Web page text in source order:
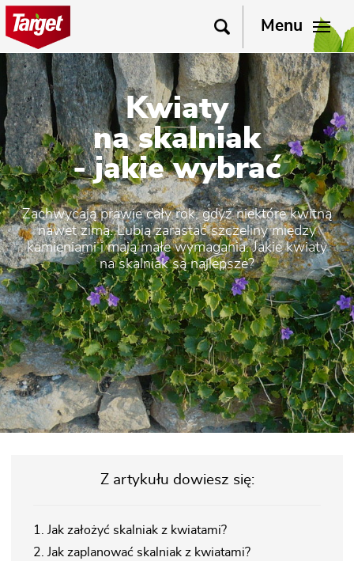
Menu
Kwiaty
na skalniak
- jakie wybrać
Zachwycają prawie cały rok, gdyż niektóre kwitną
nawet zimą. Lubią zarastać szczeliny między
kamieniami i mają małe wymagania. Jakie kwiaty
na skalniak są najlepsze?
Z artykułu dowiesz się:
1. Jak założyć skalniak z kwiatami?
2. Jak zaplanować skalniak z kwiatami?